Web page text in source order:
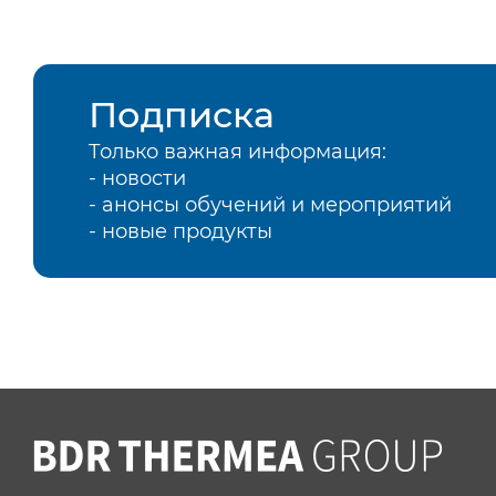
Подписка
Только важная информация:
- новости
- анонсы обучений и мероприятий
- новые продукты